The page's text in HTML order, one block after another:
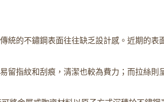
統的不鏽鋼表面往往缺乏設計感。近期的
留指紋和刮痕，清潔也較為費力；而拉絲